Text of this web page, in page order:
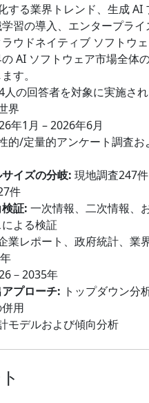
する業界トレンド、生成 AI
習の導入、エンタープライ
ウドネイティブ ソフトウ
AI ソフトウェア市場全体
す。
人の回答者を対象に実施さ
界
年1月 – 2026年6月
的/定量的アンケート調査お
イズの分岐: 現地調査247
件
証: 一次情報、二次情報、
よる検証
業レポート、政府統計、業
－2035年
プローチ: トップダウン分
用
モデルおよび傾向分析